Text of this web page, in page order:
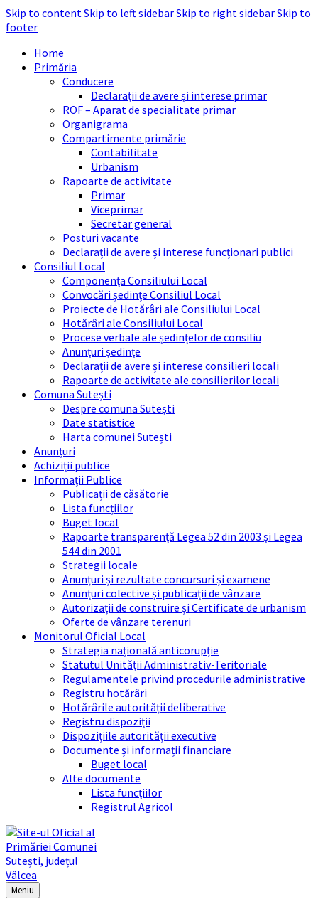
Skip to contentSkip to left sidebarSkip to right sidebarSkip to
footer
Home
Primăria
Conducere
Declarații de avere și interese primar
ROF – Aparat de specialitate primar
Organigrama
Compartimente primărie
Contabilitate
Urbanism
Rapoarte de activitate
Primar
Viceprimar
Secretar general
Posturi vacante
Declarații de avere și interese funcționari publici
Consiliul Local
Componența Consiliului Local
Convocări ședințe Consiliul Local
Proiecte de Hotărâri ale Consiliului Local
Hotărâri ale Consiliului Local
Procese verbale ale ședințelor de consiliu
Anunțuri ședințe
Declarații de avere și interese consilieri locali
Rapoarte de activitate ale consilierilor locali
Comuna Sutești
Despre comuna Sutești
Date statistice
Harta comunei Sutești
Anunțuri
Achiziții publice
Informații Publice
Publicații de căsătorie
Lista funcțiilor
Buget local
Rapoarte transparență Legea 52 din 2003 și Legea
544 din 2001
Strategii locale
Anunțuri și rezultate concursuri și examene
Anunțuri colective și publicații de vânzare
Autorizații de construire și Certificate de urbanism
Oferte de vânzare terenuri
Monitorul Oficial Local
Strategia națională anticorupție
Statutul Unității Administrativ-Teritoriale
Regulamentele privind procedurile administrative
Registru hotărâri
Hotărârile autorității deliberative
Registru dispoziții
Dispozițiile autorității executive
Documente și informații financiare
Buget local
Alte documente
Lista funcțiilor
Registrul Agricol
Meniu